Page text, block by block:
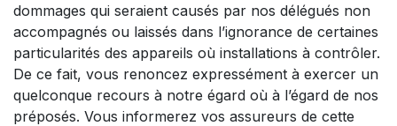
dommages qui seraient causés par nos délégués non
accompagnés ou laissés dans l’ignorance de certaines
particularités des appareils où installations à contrôler.
De ce fait, vous renoncez expressément à exercer un
quelconque recours à notre égard où à l’égard de nos
préposés. Vous informerez vos assureurs de cette